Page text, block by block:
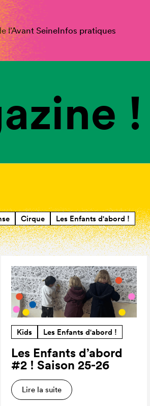
l’Avant SeineInfos pratiques
!
Cirque Les Enfants d'abord !
Kids Les Enfants d'abord !
Les Enfants d’abord
#2 ! Saison 25-26
Lire la suite